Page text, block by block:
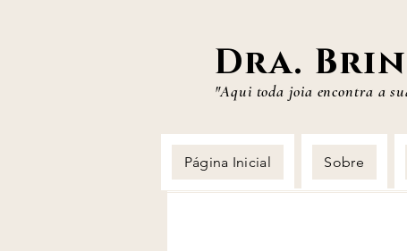
Dra.
"Aqui toda joia encontra a
Página Inicial Sobre